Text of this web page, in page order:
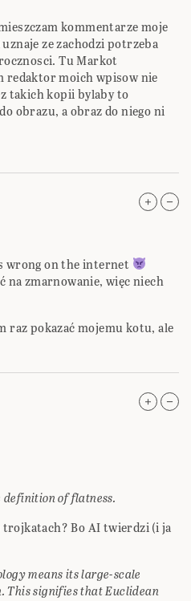
kommentarze moje
ze zachodzi potrzeba
Tu Markot
redaktor moich wpisow nie
takich kopii bylaby to
obrazu, a obraz do niego ni
wrong on the internet
na zmarnowanie, więc niech
raz pokazać mojemu kotu, ale
of flatness.
Bo AI twierdzi (i ja
means its large-scale
This signifies that Euclidean